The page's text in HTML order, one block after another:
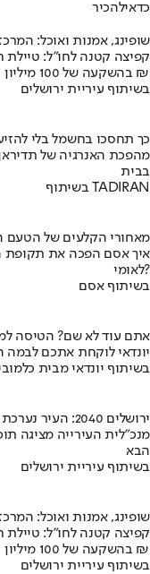
כדאילהכיר
שופינג, אמנות ואוכל:
קפיצה קטנה לחו"ל: טיילת
בהשקעה של 100 מיליון ₪
בשיתוף עיריית ירושלים
כך תחסכו בחשמל בלי
מהפכת האנרגיה של
בבית
בשיתוף TADIRAN
מאחורי הקלעים של הטעם
לאומי?
בשיתוף אסם
אתם עוד לא שם? הטיסה
יונדאי לוקחת אתכם לבמה
בשיתוף יונדאי מבית
ירושלים 2040: העיר נערכת ל- 1.5 מליון תושבים
מנכ"לית העירייה מציגה
הבא
בשיתוף עיריית ירושלים
שופינג, אמנות ואוכל:
קפיצה קטנה לחו"ל: טיילת
בהשקעה של 100 מיליון ₪
בשיתוף עיריית ירושלים